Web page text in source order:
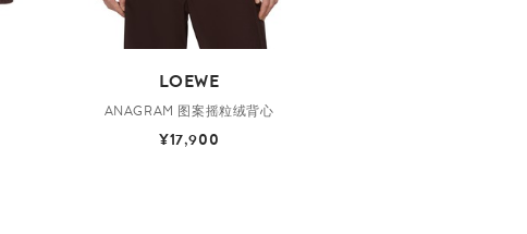
LOEWE
ANAGRAM 图案摇粒绒背心
¥17,900